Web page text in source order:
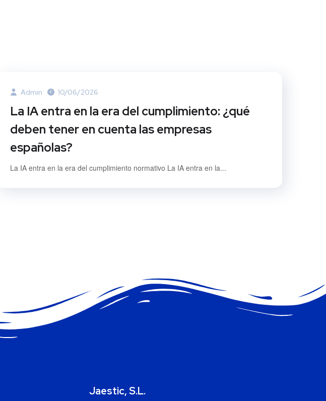
Admin 10/06/2026
La IA entra en la era del cumplimiento: ¿qué
deben tener en cuenta las empresas
españolas?
La IA entra en la era del cumplimiento normativo La IA entra en la...
Jaestic, S.L.